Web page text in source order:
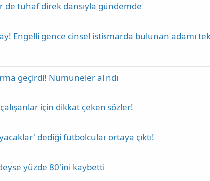
de tuhaf direk dansıyla gündemde
Engelli gence cinsel istismarda bulunan adamı
geçirdi! Numuneler alındı
için dikkat çeken sözler!
dediği futbolcular ortaya çıktı!
yüzde 80'ini kaybetti